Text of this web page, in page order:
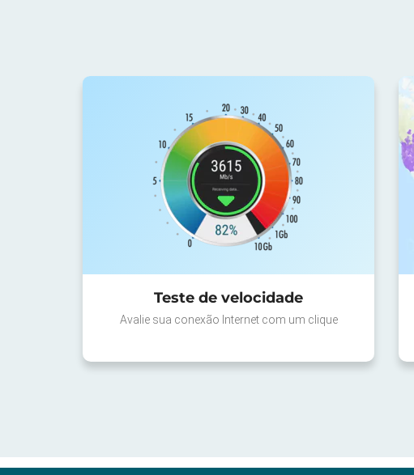
Teste de velocidade
Avalie sua conexão Internet com um clique